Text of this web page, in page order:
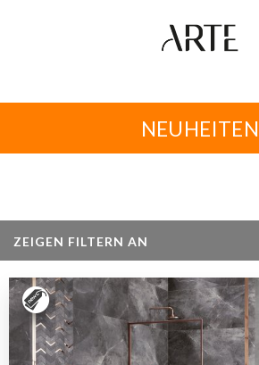
NEUHEITEN
ZEIGEN FILTERN AN
Farbe